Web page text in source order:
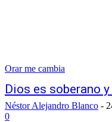
Orar me cambia
Dios es soberano y
Néstor Alejandro Blanco -
0